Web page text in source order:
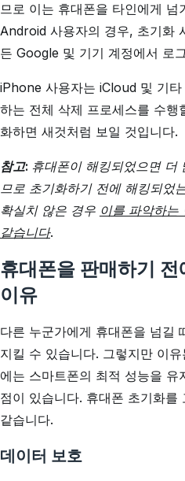
므로 이는 휴대폰을 타인에게 넘
Android 사용자의 경우, 초기화
든 Google 및 기기 계정에서 로
iPhone 사용자는 iCloud 및 기
하는 전체 삭제 프로세스를 수행
화하면 새것처럼 보일 것입니다.
참고: 휴대폰이 해킹되었으면 더
므로 초기화하기 전에 해킹되었
확실치 않은 경우 이를 파악하는
같습니다.
휴대폰을 판매하기
이유
다른 누군가에게 휴대폰을 넘길
지킬 수 있습니다. 그렇지만 이
에는 스마트폰의 최적 성능을
점이 있습니다. 휴대폰 초기화
같습니다.
데이터 보호